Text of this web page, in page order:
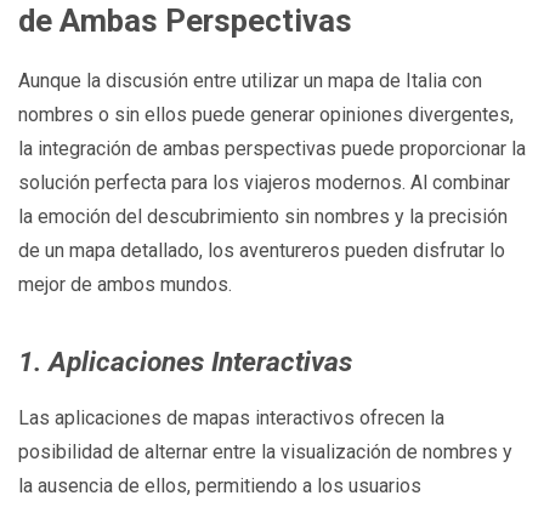
de Ambas Perspectivas
Aunque la discusión entre utilizar un mapa de Italia con
nombres o sin ellos puede generar opiniones divergentes,
la integración de ambas perspectivas puede proporcionar la
solución perfecta para los viajeros modernos. Al combinar
la emoción del descubrimiento sin nombres y la precisión
de un mapa detallado, los aventureros pueden disfrutar lo
mejor de ambos mundos.
1. Aplicaciones Interactivas
Las aplicaciones de mapas interactivos ofrecen la
posibilidad de alternar entre la visualización de nombres y
la ausencia de ellos, permitiendo a los usuarios